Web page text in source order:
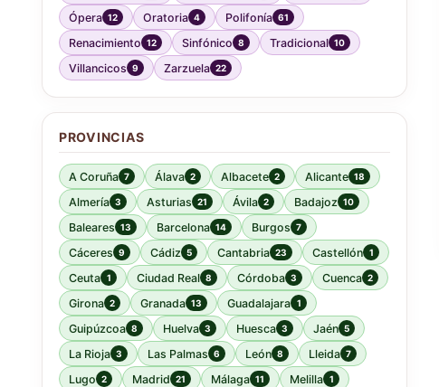
Ópera 12 Oratoria 4 Polifonía 61
Renacimiento 12 Sinfónico 8 Tradicional 10
Villancicos 9 Zarzuela 22
PROVINCIAS
A Coruña 7 Álava 2 Albacete 2 Alicante 18
Almería 3 Asturias 21 Ávila 2 Badajoz 10
Baleares 13 Barcelona 14 Burgos 7
Cáceres 9 Cádiz 5 Cantabria 23 Castellón 1
Ceuta 1 Ciudad Real 8 Córdoba 3 Cuenca 2
Girona 2 Granada 13 Guadalajara 1
Guipúzcoa 8 Huelva 3 Huesca 3 Jaén 5
La Rioja 3 Las Palmas 6 León 8 Lleida 7
Lugo 2 Madrid 21 Málaga 11 Melilla 1